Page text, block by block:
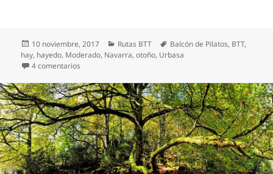
Publicado
el
10 noviembre, 2017 Categorías
Rutas BTT Etiquetas
Balcón de Pilatos, BTT,
hay, hayedo, Moderado, Navarra,otoño, Urbasa
4 comentarios